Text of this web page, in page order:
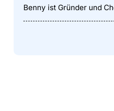
Benny ist Gründer und